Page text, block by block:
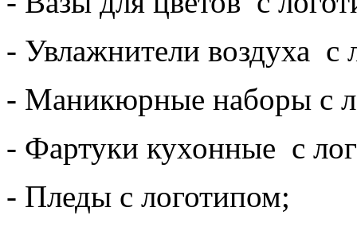
- Увлажнители воздуха с
- Маникюрные наборы с
- Фартуки кухонные с
- Пледы с логотипом;